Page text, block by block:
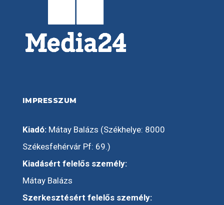
IMPRESSZUM
Kiadó:Mátay Balázs (Székhelye: 8000
Székesfehérvár Pf: 69.)
Kiadásért felelős személy:
Mátay Balázs
Szerkesztésért felelős személy: